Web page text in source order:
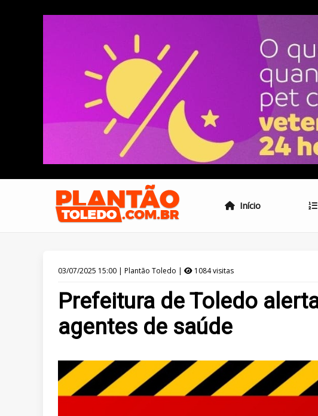
Início
03/07/2025 15:00 | Plantão Toledo | 1084 visitas
Prefeitura de Toledo
agentes de saúde